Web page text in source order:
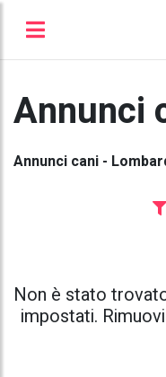
Annunci
Annunci cani -
Non è stato
impostati.